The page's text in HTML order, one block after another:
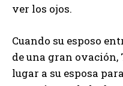
ver los ojos.
Cuando su esposo
de una gran ovación,
lugar a su esposa